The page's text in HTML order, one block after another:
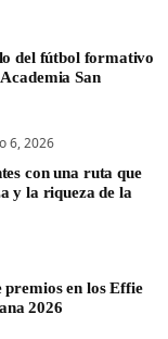
del fútbol formativo
San
6, 2026
con una ruta que
y la riqueza de la
premios en los Effie
2026